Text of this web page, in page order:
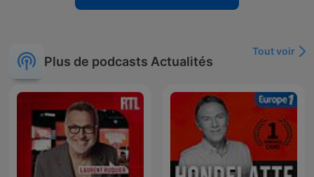
Plus de podcasts Actualités
Tout voir